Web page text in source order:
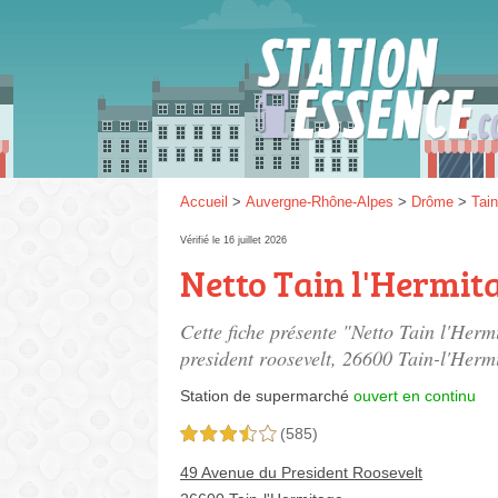
Accueil > Auvergne-Rhône-Alpes > Drôme >
Vérifié le 16 juillet 2026
Netto Tain
Cette fiche présente "Netto Tain
president roosevelt, 26600 Tain-
Station de supermarché ouvert en continu
3,5 étoiles sur 5 (585)
49 Avenue du President Roosevelt
SP
SP